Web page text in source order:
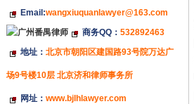
Email:wangxiuquanlawyer@163.com
商务QQ： 532892463
地址： 北京市朝阳区建国路93号院万达广
场9号楼10层 北京济和律师事务所
网址： www.bjlhlawyer.com